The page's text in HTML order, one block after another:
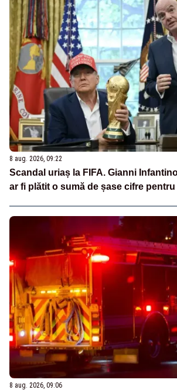
8 aug. 2026, 09:22
Scandal uriaș la FIFA. Gianni
ar fi plătit o sumă de șase cifre
8 aug. 2026, 09:06